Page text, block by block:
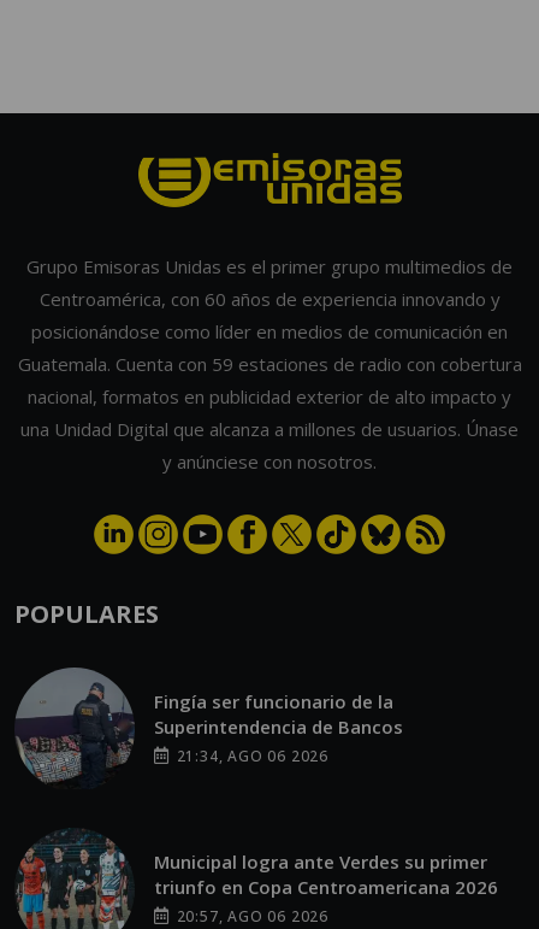
Grupo Emisoras Unidas es el primer grupo multimedios de
Centroamérica, con 60 años de experiencia innovando y
posicionándose como líder en medios de comunicación en
Guatemala. Cuenta con 59 estaciones de radio con cobertura
nacional, formatos en publicidad exterior de alto impacto y
una Unidad Digital que alcanza a millones de usuarios. Únase
y anúnciese con nosotros.
POPULARES
Fingía ser funcionario de la
Superintendencia de Bancos
21:34, AGO 06 2026
Municipal logra ante Verdes su primer
triunfo en Copa Centroamericana 2026
20:57, AGO 06 2026